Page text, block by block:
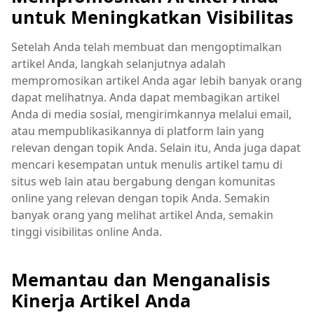
untuk Meningkatkan Visibilitas
Setelah Anda telah membuat dan mengoptimalkan
artikel Anda, langkah selanjutnya adalah
mempromosikan artikel Anda agar lebih banyak orang
dapat melihatnya. Anda dapat membagikan artikel
Anda di media sosial, mengirimkannya melalui email,
atau mempublikasikannya di platform lain yang
relevan dengan topik Anda. Selain itu, Anda juga dapat
mencari kesempatan untuk menulis artikel tamu di
situs web lain atau bergabung dengan komunitas
online yang relevan dengan topik Anda. Semakin
banyak orang yang melihat artikel Anda, semakin
tinggi visibilitas online Anda.
Memantau dan Menganalisis
Kinerja Artikel Anda